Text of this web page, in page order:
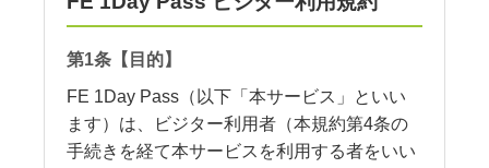
第1条【目的】
FE 1Day Pass（以下「本サービス」といい
ます）は、ビジター利用者（本規約第4条の
手続きを経て本サービスを利用する者をいい